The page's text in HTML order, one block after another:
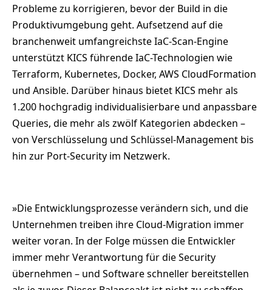
Probleme zu korrigieren, bevor der Build in die
Produktivumgebung geht. Aufsetzend auf die
branchenweit umfangreichste IaC-Scan-Engine
unterstützt KICS führende IaC-Technologien wie
Terraform, Kubernetes, Docker, AWS CloudFormation
und Ansible. Darüber hinaus bietet KICS mehr als
1.200 hochgradig individualisierbare und anpassbare
Queries, die mehr als zwölf Kategorien abdecken –
von Verschlüsselung und Schlüssel-Management bis
hin zur Port-Security im Netzwerk.
»Die Entwicklungsprozesse verändern sich, und die
Unternehmen treiben ihre Cloud-Migration immer
weiter voran. In der Folge müssen die Entwickler
immer mehr Verantwortung für die Security
übernehmen – und Software schneller bereitstellen